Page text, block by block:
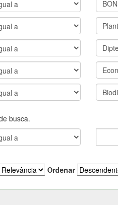
busca.
Ordenar